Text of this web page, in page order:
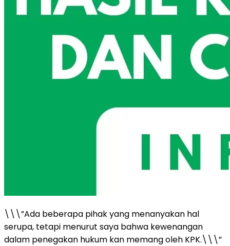
\\\”Ada beberapa pihak yang menanyakan hal
serupa, tetapi menurut saya bahwa kewenangan
dalam penegakan hukum kan memang oleh KPK.\\\”